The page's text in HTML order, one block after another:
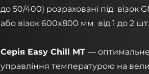
до 50/400) розраховані під візок
або візок 600x800 мм від 1 до 2 шт.
Серія Easy Chill MT —
управління температурою на